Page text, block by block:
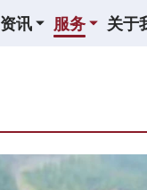
资讯 服务 关于